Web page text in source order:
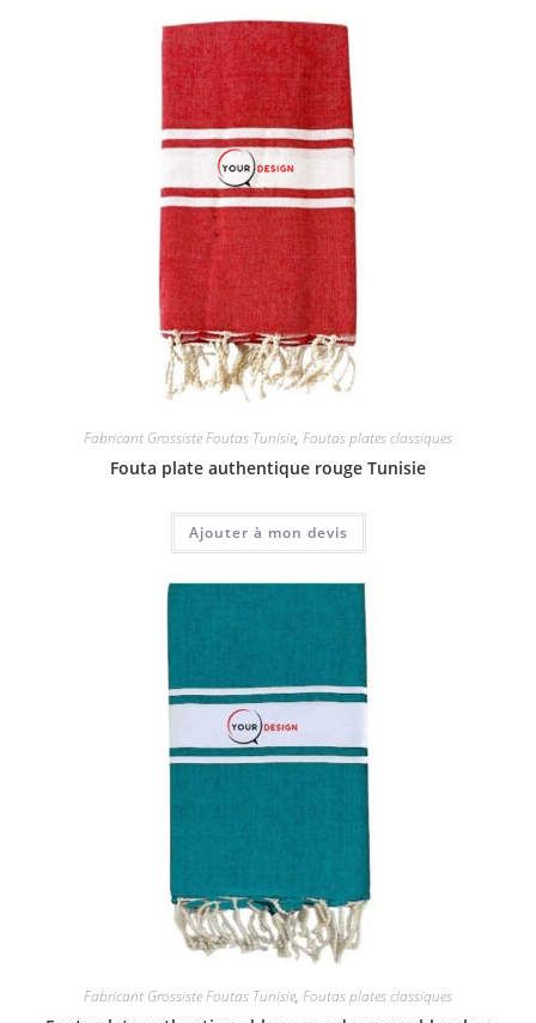
Fabricant Grossiste Foutas Tunisie, Foutas plates classiques
Fouta plate authentique rouge Tunisie
Ajouter à mon devis
Fabricant Grossiste Foutas Tunisie, Foutas plates classiques